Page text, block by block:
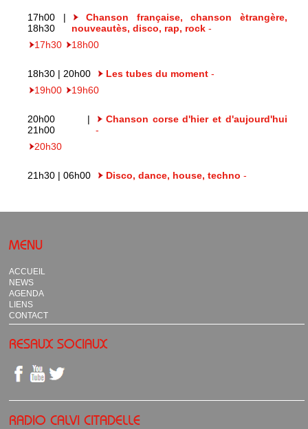
17h00 |
18h30
Chanson française, chanson ètrangère,
nouveautès, disco, rap, rock -
17h30
18h00
18h30 | 20h00 Les tubes du moment -
19h00
19h60
20h00 |
21h00
Chanson corse d'hier et d'aujourd'hui
-
20h30
21h30 | 06h00 Disco, dance, house, techno -
MENU
ACCUEIL
NEWS
AGENDA
LIENS
CONTACT
RESAUX SOCIAUX
RADIO CALVI CITADELLE